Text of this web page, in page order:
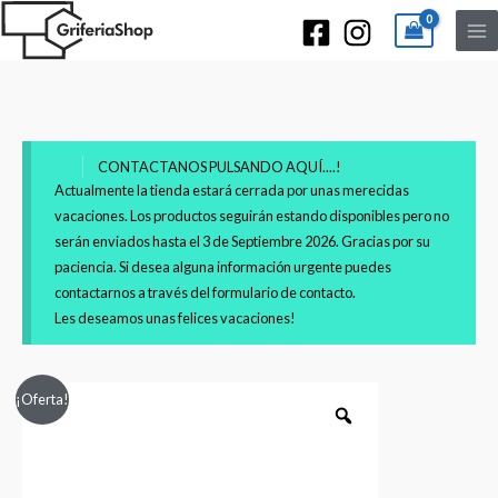
CONTACTANOS PULSANDO AQUÍ....!
Actualmente la tienda estará cerrada por unas merecidas
vacaciones. Los productos seguirán estando disponibles pero no
serán enviados hasta el 3 de Septiembre 2026. Gracias por su
paciencia. Si desea alguna información urgente puedes
contactarnos a través del formulario de contacto.
Les deseamos unas felices vacaciones!
¡Oferta!
Conjunto
de